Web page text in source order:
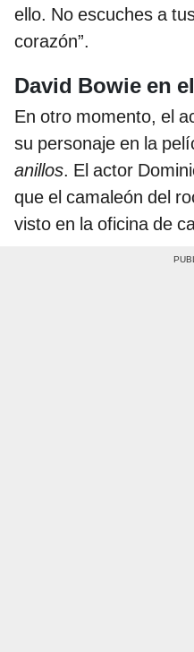
ello. No escuches a
corazón”.
David Bowie en
En otro momento, el
su personaje en la
anillos. El actor
que el camaleón del
visto en la oficina de